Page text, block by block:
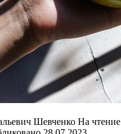
Шевченко На чтение